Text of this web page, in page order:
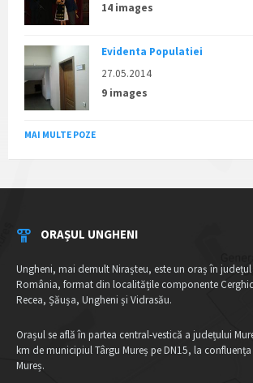
14 images
Evidenta Populatiei
27.05.2014
9 images
MAI MULTE POZE
ORAȘUL UNGHENI
Ungheni, mai demult Nirașteu, este un oraș în
România, format din localitățile componente
Recea, Șăușa, Ungheni și Vidrasău.
Orașul se află în partea central-vestică a județului
km de municipiul Târgu Mureș pe DN15, la
Mureș.